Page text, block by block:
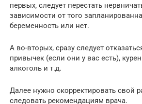
первых, следует перестать
зависимости от того
беременность или нет.
А во-вторых, сразу следует
привычек (если они у вас есть),
алкоголь и т.д.
Далее нужно скорректировать свой
следовать рекомендациям врача.